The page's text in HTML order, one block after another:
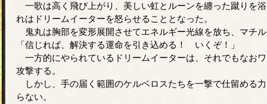
一歌は高く飛び上がり、美しい虹とルーンを纏った蹴りを
れはドリームイーターを怒らせることとなった。
鬼丸は胸部を変形展開させてエネルギー光線を放ち、マチ
「信じれば、解決する運命を引き込める！ いくぞ！」
一方的にやられているドリームイーターは、それでもなお
攻撃する。
しかし、手の届く範囲のケルベロスたちを一撃で仕留める
らない。